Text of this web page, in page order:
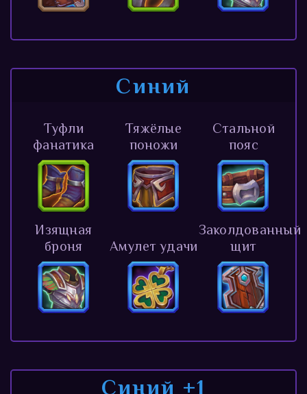
Синий
Туфли
фанатика
Тяжёлые
поножи
Стальной
пояс
Изящная
броня
Амулет удачи
Заколдованный
щит
Синий +1